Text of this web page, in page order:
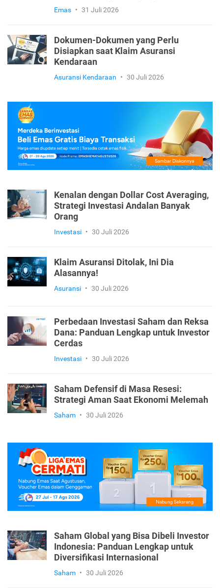
Emas • 31 Juli 2026
Dokumen-Dokumen yang Perlu
Disiapkan saat Klaim Asuransi
Kendaraan
Asuransi Kendaraan • 30 Juli 2026
Kenalan dengan Dollar Cost Averaging,
Strategi Investasi Andalan Banyak
Orang
Investasi • 30 Juli 2026
Klaim Asuransi Ditolak, Ini Dia
Alasannya!
Asuransi • 30 Juli 2026
Perbedaan Investasi Saham dan Reksa
Dana: Panduan Lengkap untuk Investor
Cerdas
Investasi • 30 Juli 2026
Saham Defensif di Masa Resesi:
Strategi Aman Saat Ekonomi Melemah
Saham • 30 Juli 2026
Saham Global yang Bisa Dibeli Investor
Indonesia: Panduan Lengkap untuk
Diversifikasi Internasional
Saham • 30 Juli 2026